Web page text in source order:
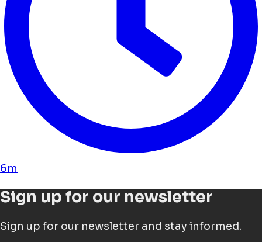
6m
Sign up for our newsletter
Sign up for our newsletter and stay informed.